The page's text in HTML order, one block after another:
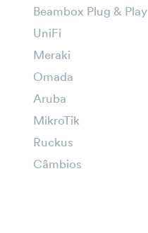
Beambox Plug & Play
UniFi
Meraki
Omada
Aruba
MikroTik
Ruckus
Câmbios